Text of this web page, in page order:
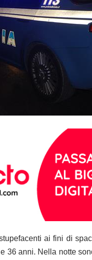
ai fini di
36 anni. Nella notte